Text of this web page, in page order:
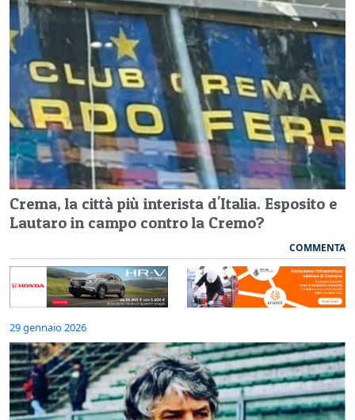
Crema, la città più interista d'Italia. Esposito e
Lautaro in campo contro la Cremo?
COMMENTA
29 gennaio 2026